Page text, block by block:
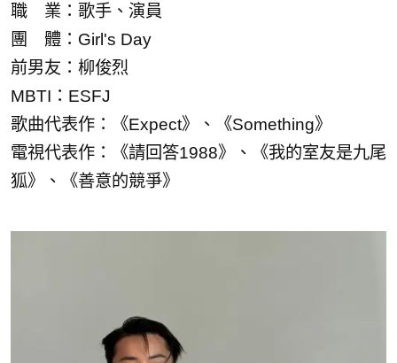
職 業：歌手、演員
團 體：Girl's Day
前男友：柳俊烈
MBTI：ESFJ
歌曲代表作：《Expect》、《Something》
電視代表作：《請回答1988》、《我的室友是九尾
狐》、《善意的競爭》